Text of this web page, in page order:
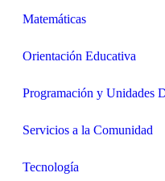
Matemáticas
Orientación Educativa
Programación y Unidades
Servicios a la Comunidad
Tecnología